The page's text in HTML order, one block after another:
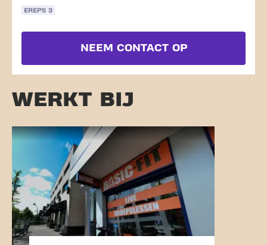
EREPS 3
NEEM CONTACT OP
WERKT BIJ